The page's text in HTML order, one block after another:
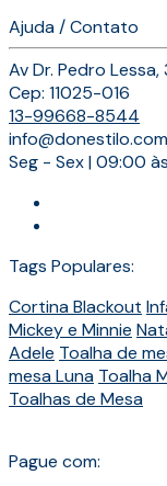
Ajuda / Contato
Av Dr. Pedro
Cep: 11025-016
13-99668-8544
Seg - Sex | 09:00
Tags Populares:
Cortina Blackout
Mickey e Minnie
Adele Toalha de
mesa Luna Toalha
Toalhas de Mesa
Pague com: